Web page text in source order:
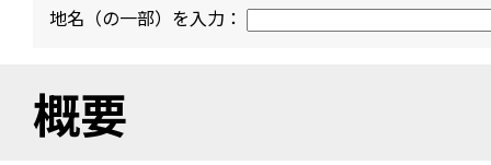
地名（の一部）を入力：
概要